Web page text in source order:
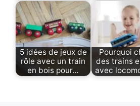
5 idées de jeux de
rôle avec un train
en bois pour…
Pourquoi
des trains
avec